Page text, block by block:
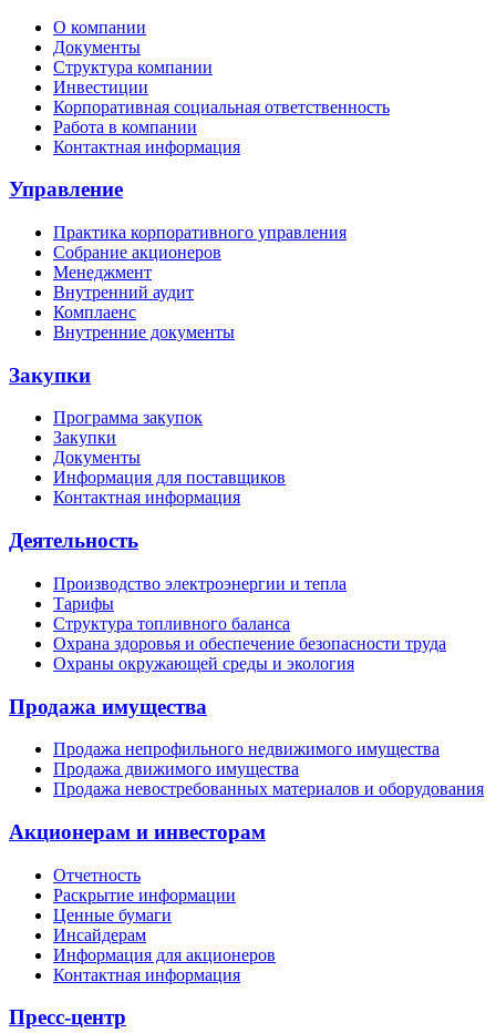
О компании
Документы
Структура компании
Инвестиции
Корпоративная социальная ответственность
Работа в компании
Контактная информация
Управление
Практика корпоративного управления
Собрание акционеров
Менеджмент
Внутренний аудит
Комплаенс
Внутренние документы
Закупки
Программа закупок
Закупки
Документы
Информация для поставщиков
Контактная информация
Деятельность
Производство электроэнергии и тепла
Тарифы
Структура топливного баланса
Охрана здоровья и обеспечение безопасности труда
Охраны окружающей среды и экология
Продажа имущества
Продажа непрофильного недвижимого имущества
Продажа движимого имущества
Продажа невостребованных материалов и оборудования
Акционерам и инвесторам
Отчетность
Раскрытие информации
Ценные бумаги
Инсайдерам
Информация для акционеров
Контактная информация
Пресс-центр